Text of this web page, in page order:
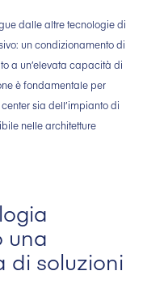
dalle altre tecnologie di
un condizionamento di
a un’elevata capacità di
è fondamentale per
sia dell’impianto di
nelle architetture
una
di soluzioni